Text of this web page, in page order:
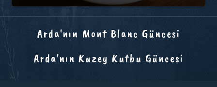
Arda'nın Mont Blanc Güncesi
Arda'nın Kuzey Kutbu Güncesi